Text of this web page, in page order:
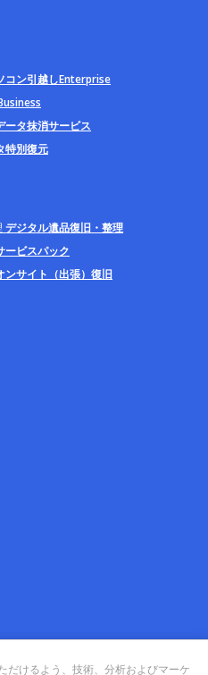
コン引越しEnterprise
ータ抹消サービス
特別復元
デジタル遺品復旧・整理
ービスパック
ンサイト（出張）復旧
だけるよう、技術、分析およびマーケ